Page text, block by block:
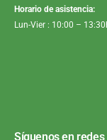
Horario de asistencia:
Lun-Vier : 10:00 –
Síguenos en